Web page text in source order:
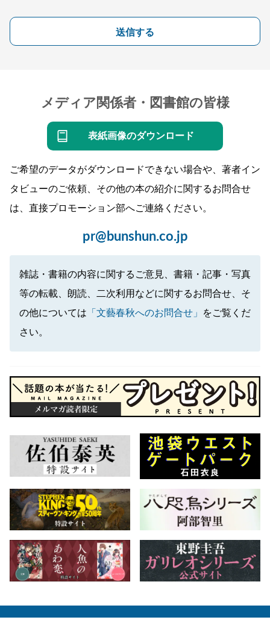
送信する
メディア関係者・図書館の皆様
表紙画像のダウンロード
ご希望のデータがダウンロードできない場合や、著者イン
タビューのご依頼、その他の本の紹介に関するお問合せ
は、直接プロモーション部へご連絡ください。
pr@bunshun.co.jp
雑誌・書籍の内容に関するご意見、書籍・記事・写真
等の転載、朗読、二次利用などに関するお問合せ、そ
の他については 「文藝春秋へのお問合せ」
をご覧くだ
さい。